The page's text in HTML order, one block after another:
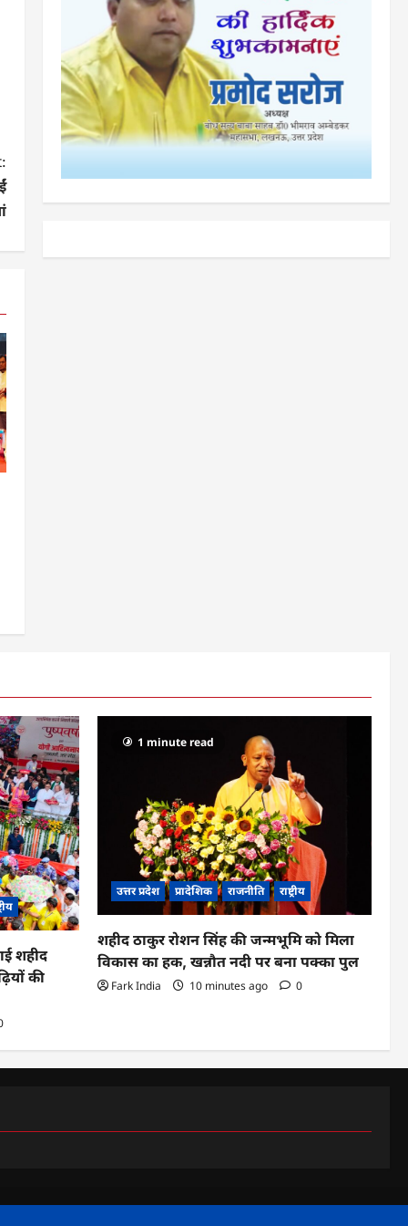
शहीद
की
1 minute read
उत्तर प्रदेश प्रादेशिक राजनीति राष्ट्रीय
शहीद ठाकुर रोशन सिंह की जन्मभूमि को मिला
विकास का हक, खन्नौत नदी पर बना पक्का पुल
Fark India 10 minutes ago 0